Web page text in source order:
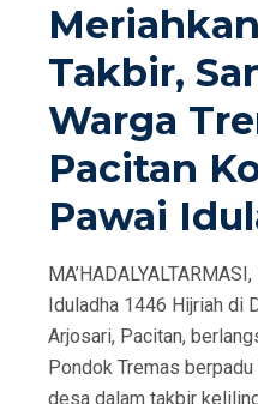
O
N
Takbir,
Warga
Pacitan
Pawai
Iduladha 1446 Hijriah di
Arjosari, Pacitan,
Pondok Tremas
desa dalam takbir